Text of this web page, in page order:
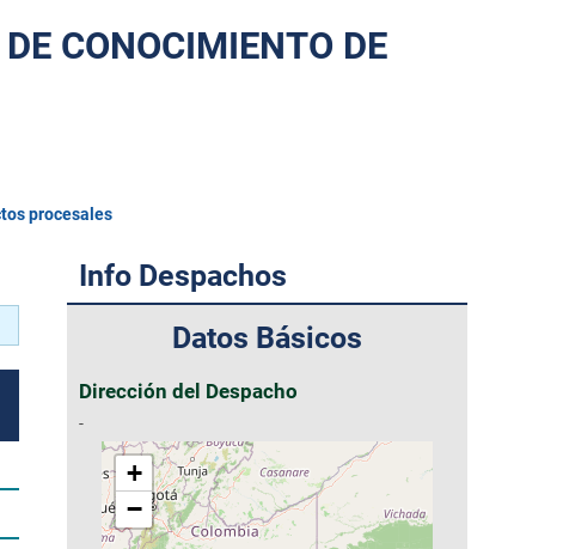
CONOCIMIENTO DE
procesales
Info Despachos
Datos Básicos
Dirección del Despacho
-
+
−